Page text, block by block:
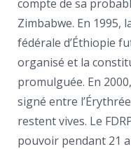
compte de sa
Zimbabwe. En 1995,
fédérale d’Éthiopie
organisé et la
promulguée. En
signé entre
restent vives. Le
pouvoir pendant 21